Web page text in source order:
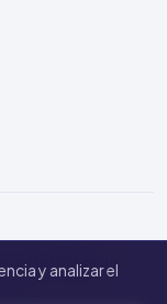
la
Política de
y analizar el